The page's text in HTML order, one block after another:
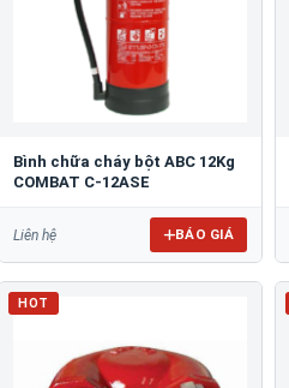
Bình chữa cháy bột ABC 12Kg
COMBAT C-12ASE
Liên hệ BÁO GIÁ
HOT